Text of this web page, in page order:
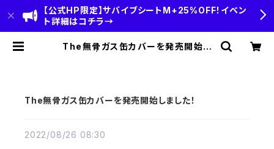
【公式HP限定】サバイブシートM+25%OFF！イベン
ト詳細はコチラ→
The無骨ガス缶カバーを発売開始し
The無骨ガス缶カバーを発売開始しました！
2022/08/26 08:30